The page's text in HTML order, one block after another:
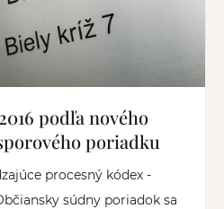
podľa nového
poriadku
procesný kódex -
súdny poriadok sa